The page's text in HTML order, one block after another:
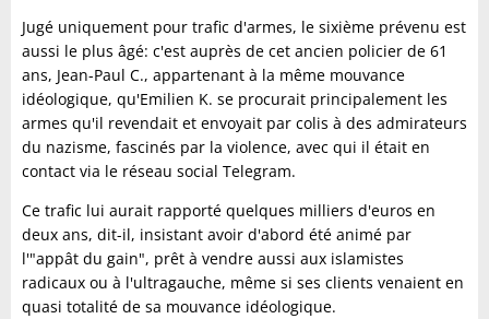
Jugé uniquement pour trafic d'armes, le sixième prévenu est
aussi le plus âgé: c'est auprès de cet ancien policier de 61
ans, Jean-Paul C., appartenant à la même mouvance
idéologique, qu'Emilien K. se procurait principalement les
armes qu'il revendait et envoyait par colis à des admirateurs
du nazisme, fascinés par la violence, avec qui il était en
contact via le réseau social Telegram.
Ce trafic lui aurait rapporté quelques milliers d'euros en
deux ans, dit-il, insistant avoir d'abord été animé par
l'"appât du gain", prêt à vendre aussi aux islamistes
radicaux ou à l'ultragauche, même si ses clients venaient en
quasi totalité de sa mouvance idéologique.